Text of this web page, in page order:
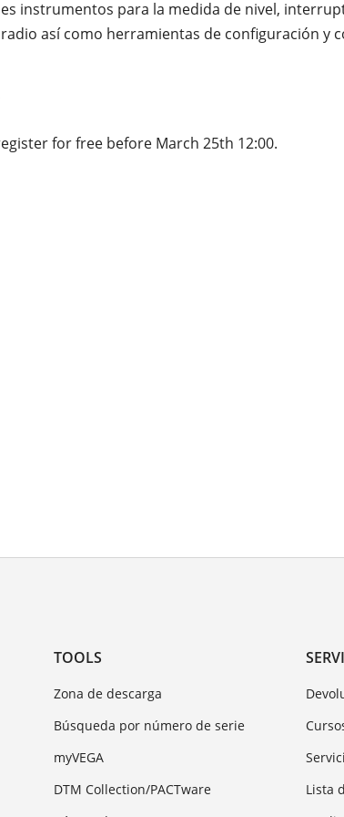
instrumentos para la medida de nivel,
así como herramientas de configuración y
for free before March 25th 12:00.
TOOLS
Zona de descarga
Búsqueda por número de serie
myVEGA
DTM Collection/PACTware
Lista